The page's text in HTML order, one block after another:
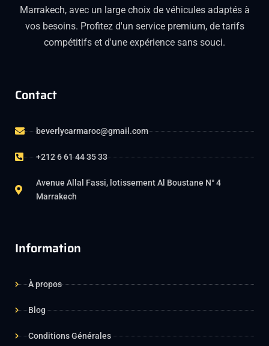
Marrakech, avec un large choix de véhicules adaptés à
vos besoins. Profitez d'un service premium, de tarifs
compétitifs et d'une expérience sans souci.
Contact
beverlycarmaroc@gmail.com
+212 6 61 44 35 33
Avenue Allal Fassi, lotissement Al Boustane N° 4
Marrakech
Information
À propos
Blog
Conditions Générales